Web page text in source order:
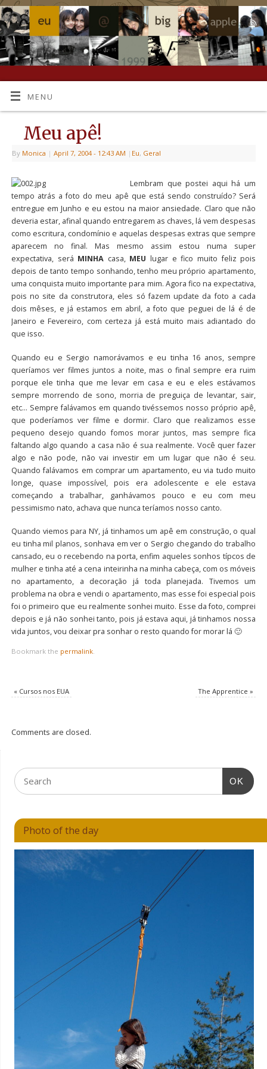
MENU
Meu apê!
By Monica | April 7, 2004 - 12:43 AM | Eu, Geral
Lembram que postei aqui há um
tempo atrás a foto do meu apê que está sendo construído? Será
entregue em Junho e eu estou na maior ansiedade. Claro que não
deveria estar, afinal quando entregarem as chaves, lá vem despesas
como escritura, condomínio e aquelas despesas extras que sempre
aparecem no final. Mas mesmo assim estou numa super
expectativa, será MINHA casa, MEU lugar e fico muito feliz pois
depois de tanto tempo sonhando, tenho meu próprio apartamento,
uma conquista muito importante para mim. Agora fico na expectativa,
pois no site da construtora, eles só fazem update da foto a cada
dois mêses, e já estamos em abril, a foto que peguei de lá é de
Janeiro e Fevereiro, com certeza já está muito mais adiantado do
que isso.
Quando eu e Sergio namorávamos e eu tinha 16 anos, sempre
queríamos ver filmes juntos a noite, mas o final sempre era ruim
porque ele tinha que me levar em casa e eu e eles estávamos
sempre morrendo de sono, morria de preguiça de levantar, sair,
etc… Sempre falávamos em quando tivéssemos nosso próprio apê,
que poderíamos ver filme e dormir. Claro que realizamos esse
pequeno desejo quando fomos morar juntos, mas sempre fica
faltando algo quando a casa não é sua realmente. Você quer fazer
algo e não pode, não vai investir em um lugar que não é seu.
Quando falávamos em comprar um apartamento, eu via tudo muito
longe, quase impossível, pois era adolescente e ele estava
começando a trabalhar, ganhávamos pouco e eu com meu
pessimismo nato, achava que nunca teríamos nosso canto.
Quando viemos para NY, já tinhamos um apê em construção, o qual
eu tinha mil planos, sonhava em ver o Sergio chegando do trabalho
cansado, eu o recebendo na porta, enfim aqueles sonhos típcos de
mulher e tinha até a cena inteirinha na minha cabeça, com os móveis
no apartamento, a decoração já toda planejada. Tivemos um
problema na obra e vendi o apartamento, mas esse foi especial pois
foi o primeiro que eu realmente sonhei muito. Esse da foto, comprei
depois e já não sonhei tanto, pois já estava aqui, já tinhamos nossa
vida juntos, vou deixar pra sonhar o resto quando for morar lá 🙂
Bookmark the permalink.
«Cursos nos EUA The Apprentice»
Comments are closed.
OK
Photo of the day